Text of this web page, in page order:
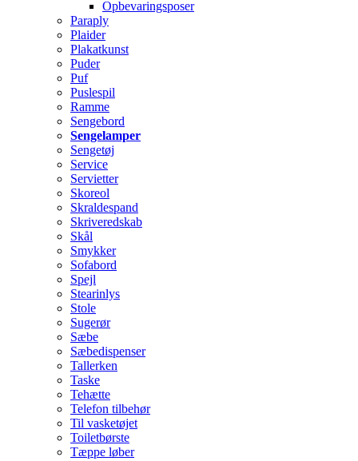
Opbevaringsposer
Paraply
Plaider
Plakatkunst
Puder
Puf
Puslespil
Ramme
Sengebord
Sengelamper
Sengetøj
Service
Servietter
Skoreol
Skraldespand
Skriveredskab
Skål
Smykker
Sofabord
Spejl
Stearinlys
Stole
Sugerør
Sæbe
Sæbedispenser
Tallerken
Taske
Tehætte
Telefon tilbehør
Til vasketøjet
Toiletbørste
Tæppe løber